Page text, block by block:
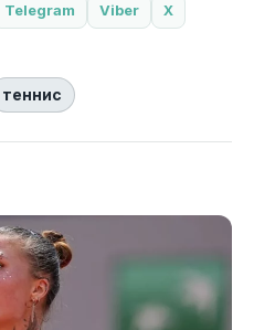
Telegram Viber X
теннис